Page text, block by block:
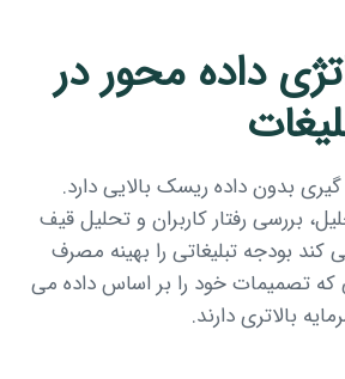
داده محور در
بدون داده ریسک بالایی دارد.
بررسی رفتار کاربران و تحلیل قیف
بودجه تبلیغاتی را بهینه مصرف
تصمیمات خود را بر اساس داده می
بالاتری دارند.